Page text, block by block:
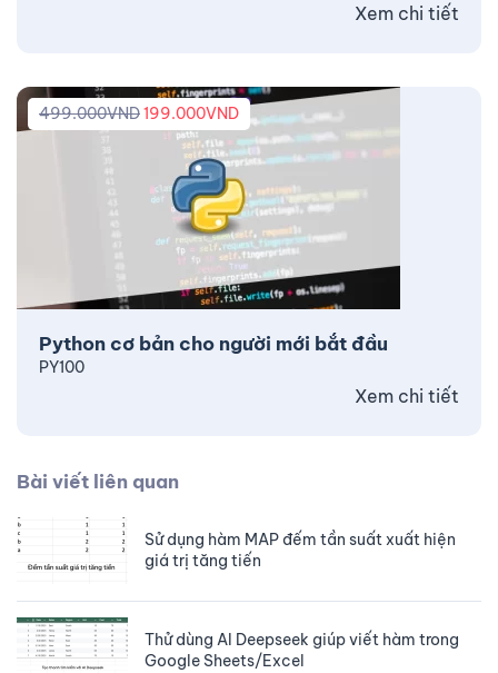
Xem chi tiết
Python cơ bản cho người mới bắt đầu
499.000VND199.000VND
PY100
Xem chi tiết
Bài viết liên quan
Sử dụng hàm MAP đếm tần suất xuất hiện
giá trị tăng tiến
Thử dùng AI Deepseek giúp viết hàm trong
Google Sheets/Excel